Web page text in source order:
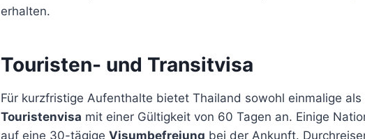
erhalten.
Touristen- und Transitvisa
Für kurzfristige Aufenthalte bietet Thailand sowohl einmalige
Touristenvisa mit einer Gültigkeit von 60 Tagen an. Einige
auf eine 30-tägige Visumbefreiung bei der Ankunft.